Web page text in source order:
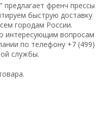
предлагает френч прессы
быструю доставку
городам России.
интересующим вопросам
по телефону +7 (499)
службы.